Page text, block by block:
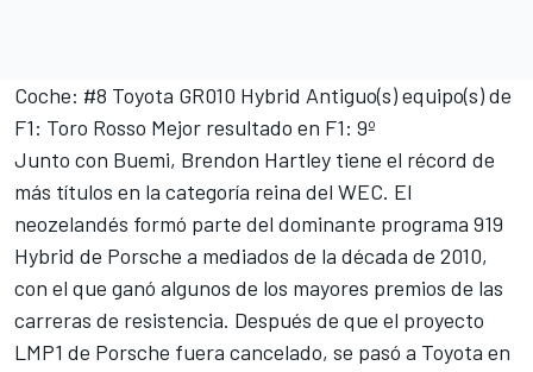
Coche: #8 Toyota GR010 Hybrid Antiguo(s) equipo(s) de
F1: Toro Rosso Mejor resultado en F1: 9º
Junto con Buemi, Brendon Hartley tiene el récord de
más títulos en la categoría reina del WEC. El
neozelandés formó parte del dominante programa 919
Hybrid de Porsche a mediados de la década de 2010,
con el que ganó algunos de los mayores premios de las
carreras de resistencia. Después de que el proyecto
LMP1 de Porsche fuera cancelado, se pasó a Toyota en